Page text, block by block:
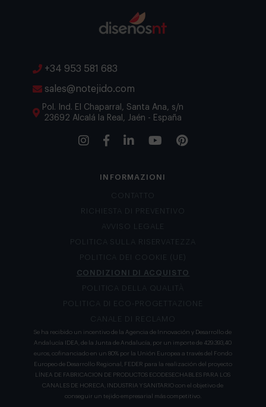
+34 953 581 683
sales@notejido.com
Pol. Ind. El Chaparral, Santa Ana, s/n
23692 Alcalá la Real, Jaén - España
INFORMAZIONI
CONTATTO
RICHIESTA DI PREVENTIVO
AVVISO LEGALE
POLITICA SULLA RISERVATEZZA
POLITICA DEI COOKIE (UE)
CONDIZIONI DI ACQUISTO
POLITICA DELLA QUALITÀ
POLITICA DI ECO-PROGETTAZIONE
CANALE DI RECLAMO
Se ha recibido un incentivo de la Agencia de Innovación y Desarrollo de
Andalucía IDEA, de la Junta de Andalucía, por un importe de 429.393,40
euros, cofinanciado en un 80% por la Unión Europea a través del Fondo
Europeo de Desarrollo Regional, FEDER para la realización del proyecto
LÍNEA DE FABRICACION DE PRODUCTOS ECODESECHABLES PARA LOS
CANALES DE HORECA, INDUSTRIA Y SANITARIO con el objetivo de
conseguir un tejido empresarial más competitivo.